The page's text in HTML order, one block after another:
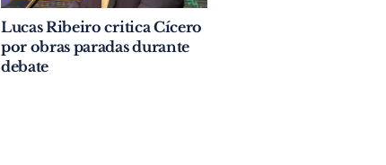
Lucas Ribeiro critica Cícero
por obras paradas durante
debate